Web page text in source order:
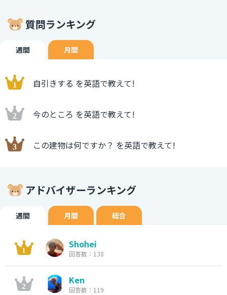
質問ランキング
週間 月間
自引きする を英語で教えて!
今のところ を英語で教えて!
この建物は何ですか？ を英語で教えて!
アドバイザーランキング
週間 月間 総合
Shohei
回答数：138
Ken
回答数：119